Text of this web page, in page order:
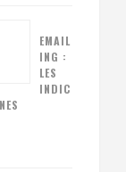
EMAIL
ING :
LES
INDIC